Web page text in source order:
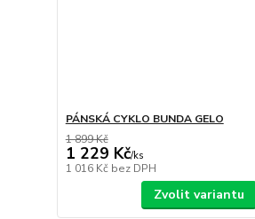
PÁNSKÁ CYKLO BUNDA GELO
1 899 Kč
1 229 Kč/ks
1 016 Kč bez DPH
Zvolit variantu